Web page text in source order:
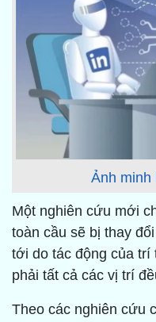
Ảnh minh
Một nghiên cứu mới
toàn cầu sẽ bị thay
tới do tác động của trí
phải tất cả các vị trí
Theo các nghiên cứu